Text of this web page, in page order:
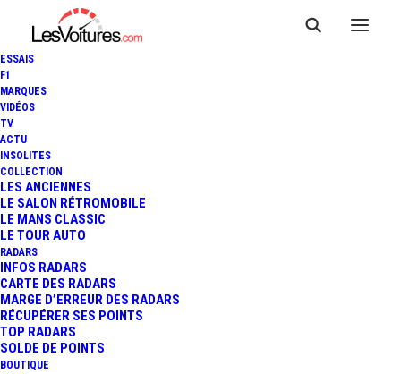
ESSAIS
F1
MARQUES
VIDÉOS
TV
ACTU
INSOLITES
COLLECTION
LES ANCIENNES
LE SALON RÉTROMOBILE
LE MANS CLASSIC
LE TOUR AUTO
RADARS
INFOS RADARS
CARTE DES RADARS
MARGE D’ERREUR DES RADARS
RÉCUPÉRER SES POINTS
TOP RADARS
SOLDE DE POINTS
BOUTIQUE
GUIDÉE DU NOUVEAU
3 Minutes |